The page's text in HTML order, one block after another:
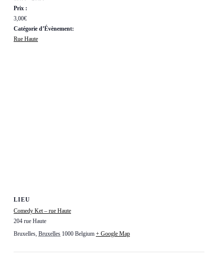
Prix :
3,00€
Catégorie d’Évènement:
Rue Haute
LIEU
Comedy Ket – rue Haute
204 rue Haute
Bruxelles, Bruxelles 1000 Belgium + Google Map